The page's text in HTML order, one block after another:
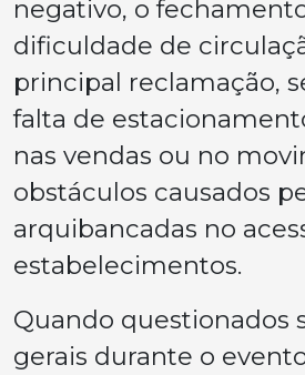
negativo, o
dificuldade de
principal reclamação,
falta de
nas vendas ou no
obstáculos causados
arquibancadas no
estabelecimentos.
Quando questionados
gerais durante o